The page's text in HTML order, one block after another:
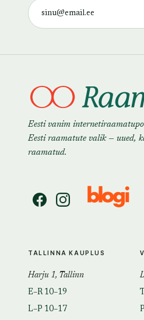
Eesti vanim
Eesti raamatute valik — uued,
raamatud.
TALLINNA KAUPLUS
Harju 1, Tallinn
E–R 10–19
L–P 10–17